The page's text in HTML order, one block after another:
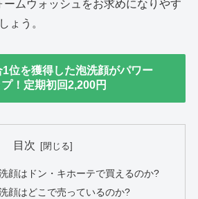
ームウォッシュをお求めになりやす
ょう。
位を獲得した泡洗顔がパワー
！定期初回2,200円
目次
顔はドン・キホーテで買えるのか?
顔はどこで売っているのか?